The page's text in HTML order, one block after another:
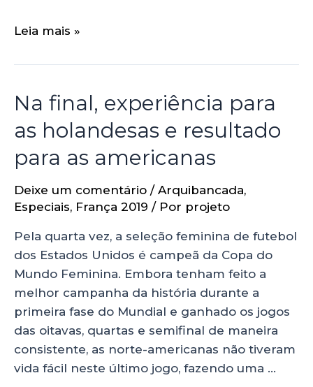
Leia mais »
Na final, experiência para
as holandesas e resultado
para as americanas
Deixe um comentário / Arquibancada,
Especiais, França 2019 / Por projeto
Pela quarta vez, a seleção feminina de futebol
dos Estados Unidos é campeã da Copa do
Mundo Feminina. Embora tenham feito a
melhor campanha da história durante a
primeira fase do Mundial e ganhado os jogos
das oitavas, quartas e semifinal de maneira
consistente, as norte-americanas não tiveram
vida fácil neste último jogo, fazendo uma …